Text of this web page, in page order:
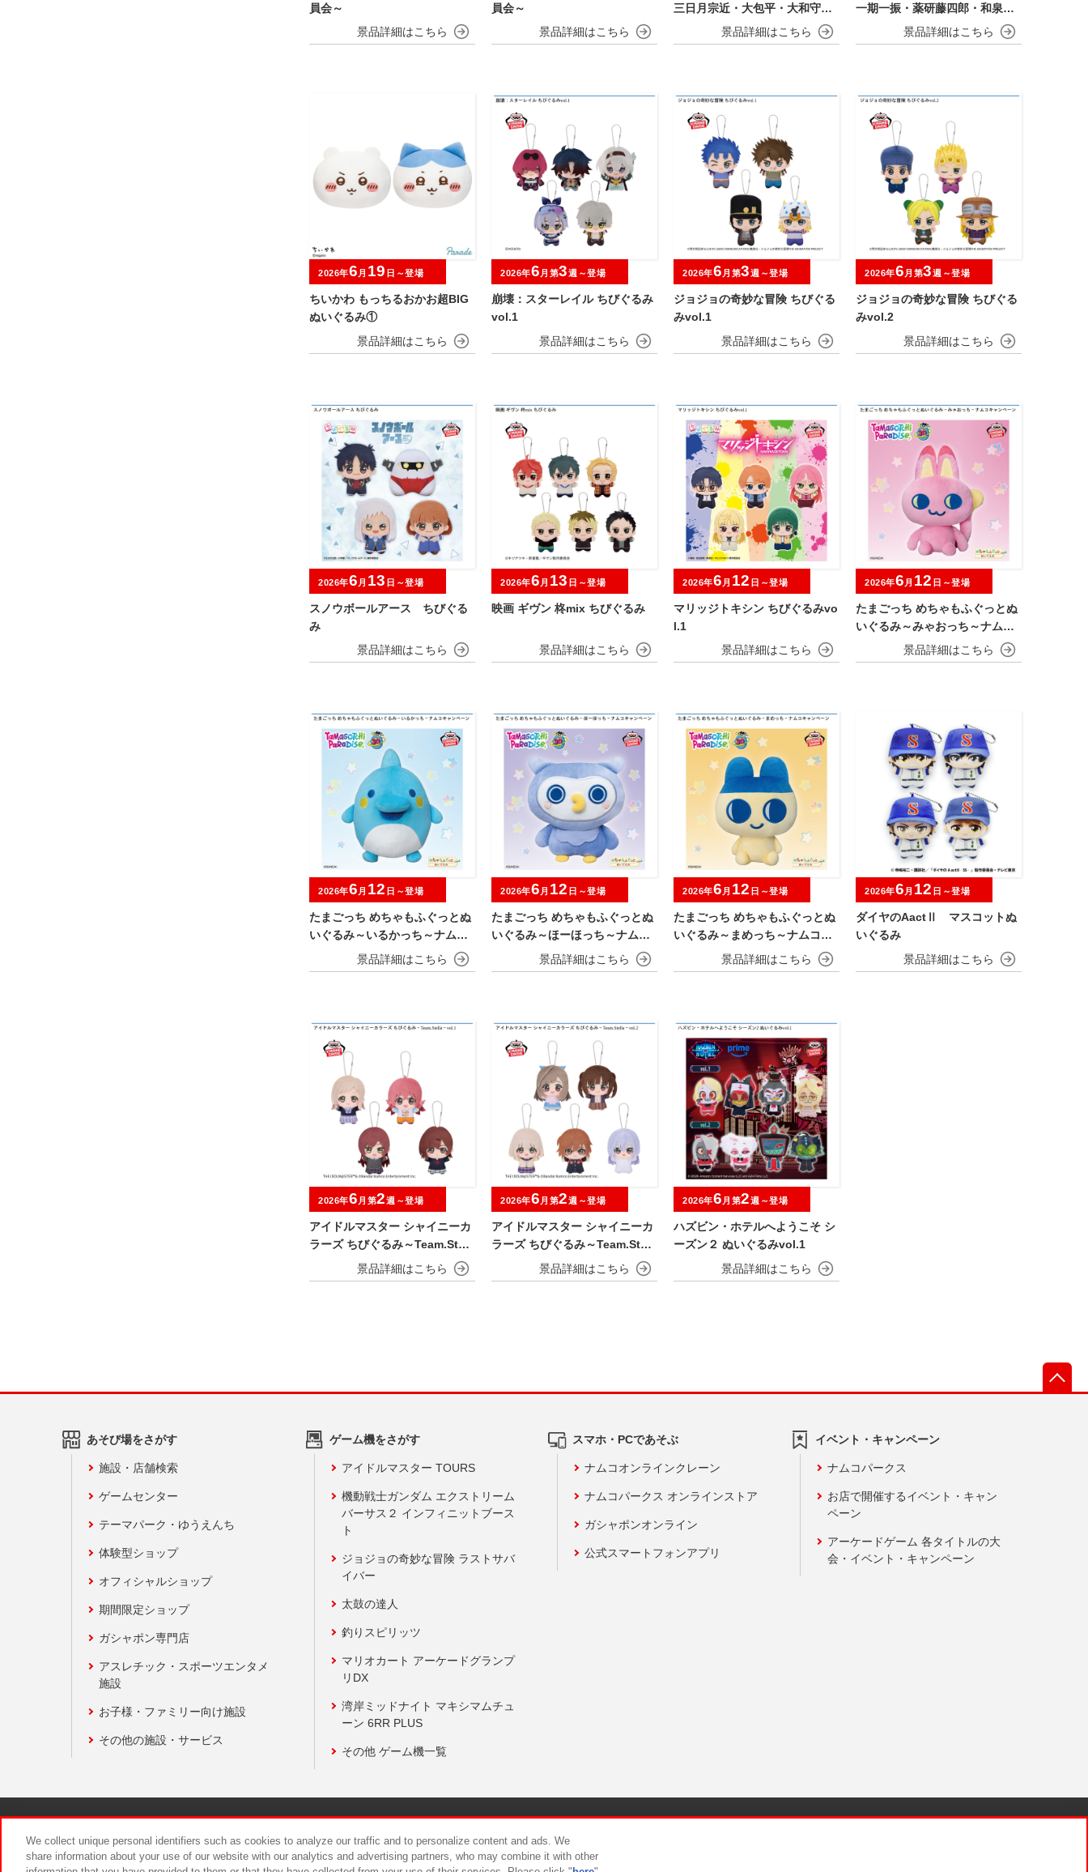
員会～
員会～
三日月宗近・大包平・大和守安
定・篭手切江・豊前江～
一期一振・薬研藤四郎・和泉守
兼定・堀川国広・鶴丸国永～
ちいかわ もっちるおかお超BIG
ぬいぐるみ①
2026年6 月 19 日～登場
崩壊：スターレイル ちびぐるみ
vol.1
2026年6 月第3週～登場
ジョジョの奇妙な冒険 ちびぐる
みvol.1
2026年6 月第3週～登場
ジョジョの奇妙な冒険 ちびぐる
みvol.2
2026年6 月第3週～登場
スノウボールアース ちびぐる
み
2026年6 月 13 日～登場
映画 ギヴン 柊mix ちびぐるみ
2026年6 月 13 日～登場
マリッジトキシン ちびぐるみvo
l.1
2026年6 月 12 日～登場
たまごっち めちゃもふぐっとぬ
いぐるみ～みゃおっち～ナムコ
キャンペーン
2026年6 月 12 日～登場
たまごっち めちゃもふぐっとぬ
いぐるみ～いるかっち～ナムコ
キャンペーン
2026年6 月 12 日～登場
たまごっち めちゃもふぐっとぬ
いぐるみ～ほーほっち～ナムコ
キャンペーン
2026年6 月 12 日～登場
たまごっち めちゃもふぐっとぬ
いぐるみ～まめっち～ナムコキ
ャンペーン
2026年6 月 12 日～登場
ダイヤのAactⅡ マスコットぬ
いぐるみ
2026年6 月 12 日～登場
アイドルマスター シャイニーカ
ラーズ ちびぐるみ～Team.Stell
2026年6 月第2週～登場
アイドルマスター シャイニーカ
ラーズ ちびぐるみ～Team.Stell
2026年6 月第2週～登場
ハズビン・ホテルへようこそ シ
ーズン２ ぬいぐるみvol.1
2026年6 月第2週～登場
あそび場をさがす
施設・店舗検索
ゲームセンター
テーマパーク・ゆうえんち
体験型ショップ
オフィシャルショップ
期間限定ショップ
ガシャポン専門店
アスレチック・スポーツエンタメ
施設
お子様・ファミリー向け施設
その他の施設・サービス
ゲーム機をさがす
アイドルマスター TOURS
機動戦士ガンダム エクストリーム
バーサス２ インフィニットブース
ト
ジョジョの奇妙な冒険 ラストサバ
イバー
太鼓の達人
釣りスピリッツ
マリオカート アーケードグランプ
リDX
湾岸ミッドナイト マキシマムチュ
ーン 6RR PLUS
その他 ゲーム機一覧
スマホ・PCであそぶ
ナムコオンラインクレーン
ナムコパークス オンラインストア
ガシャポンオンライン
公式スマートフォンアプリ
イベント・キャンペーン
ナムコパークス
お店で開催するイベント・キャン
ペーン
アーケードゲーム 各タイトルの大
会・イベント・キャンペーン
We collect unique personal identifiers such as cookies to analyze our traffic and to personalize content and ads. We
share information about your use of our website with our analytics and advertising partners, who may combine it with other